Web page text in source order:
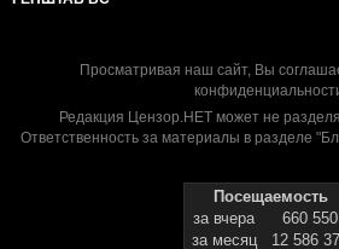
Просматривая наш сайт, Вы
Редакция Цензор.НЕТ может не
Ответственность за материалы в разделе
Посещаемость
за вчера
660 550
за месяц
12 586